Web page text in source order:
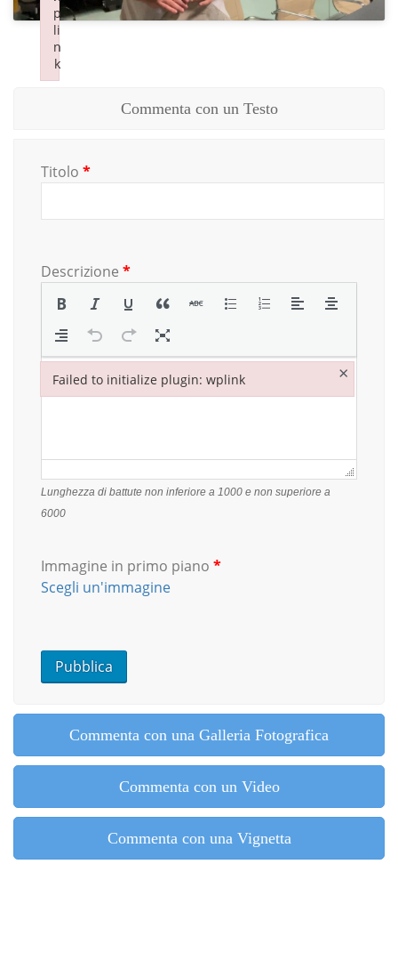
Commenta con un Testo
Titolo *
Descrizione *
Lunghezza di battute non inferiore a 1000 e non superiore a
6000
Immagine in primo piano *
Scegli un'immagine
Commenta con una Galleria Fotografica
Commenta con un Video
Commenta con una Vignetta
Failed to initialize plugin: wplink ×
Failed to initialize plugin: wplink
p
li
n
k
Failed to initialize plugin: wplink
p
li
n
k
Failed to initialize plugin: wplink